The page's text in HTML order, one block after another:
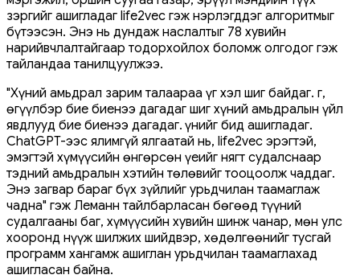
зэргийг ашигладаг life2vec гэж нэрлэгддэг алгоритмыг
бүтээсэн. Энэ нь дундаж наслалтыг 78 хувийн
нарийвчлалтайгаар тодорхойлох боломж олгодог гэж
тайландаа танилцуулжээ.
"Хүний амьдрал зарим талаараа үг хэл шиг байдаг. Үг,
өгүүлбэр бие биенээ дагадаг шиг хүний амьдралын үйл
явдлууд бие биенээ дагадаг. Үүнийг бид ашигладаг.
ChatGPT-ээс ялимгүй ялгаатай нь, life2vec эрэгтэй,
эмэгтэй хүмүүсийн өнгөрсөн үеийг нягт судалснаар
тэдний амьдралын хэтийн төлөвийг тооцоолж чаддаг.
Энэ загвар бараг бүх зүйлийг урьдчилан таамаглаж
чадна" гэж Леманн тайлбарласан бөгөөд түүний
судалгааны баг, хүмүүсийн хувийн шинж чанар, мөн улс
хооронд нүүж шилжих шийдвэр, хөдөлгөөнийг тусгай
программ хангамж ашиглан урьдчилан таамаглахад
ашигласан байна.